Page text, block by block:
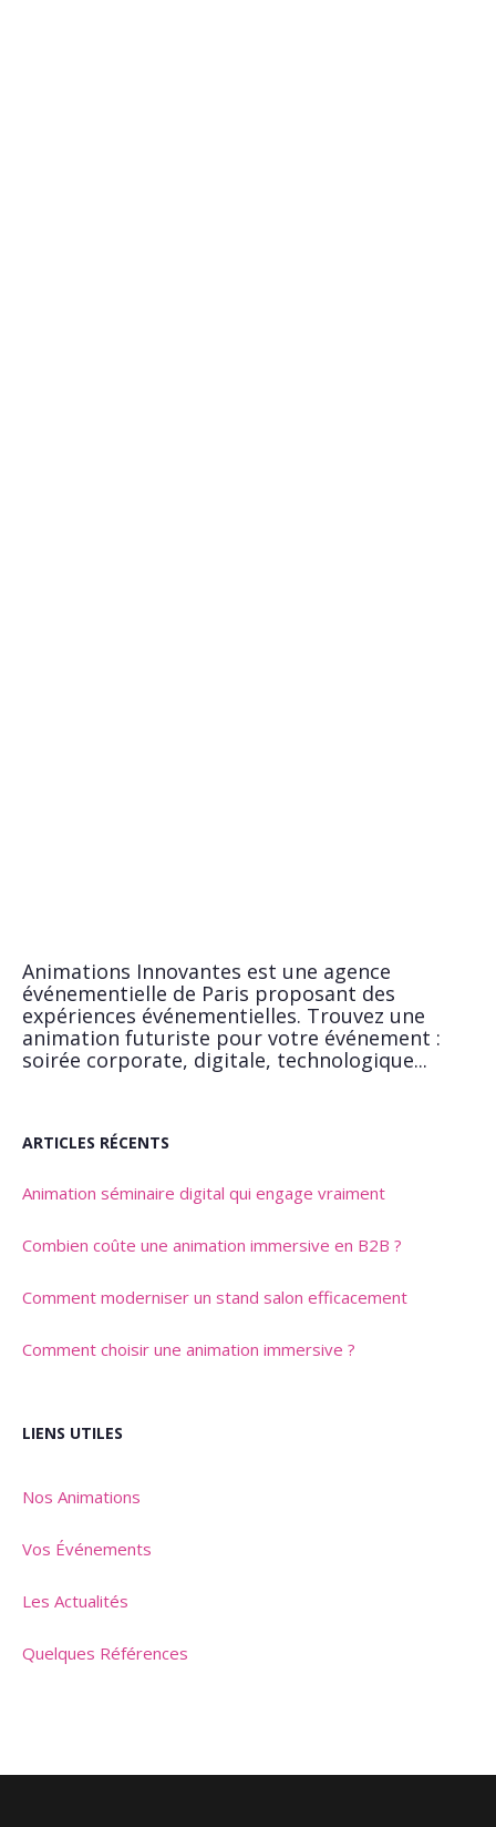
Animations Innovantes est une agence
événementielle de Paris proposant des
expériences événementielles. Trouvez une
animation futuriste pour votre événement :
soirée corporate, digitale, technologique...
ARTICLES RÉCENTS
Animation séminaire digital qui engage vraiment
Combien coûte une animation immersive en B2B ?
Comment moderniser un stand salon efficacement
Comment choisir une animation immersive ?
LIENS UTILES
Nos Animations
Vos Événements
Les Actualités
Quelques Références